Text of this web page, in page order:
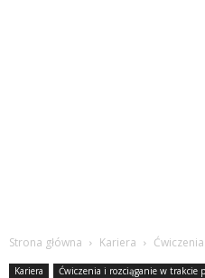
Strona główna Kariera
Kariera Ćwiczenia i rozciąganie w trakcie